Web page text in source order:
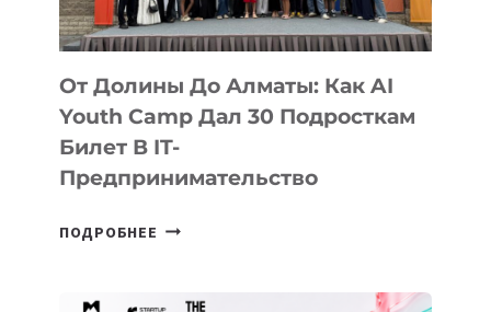
От Долины До Алматы: Как AI
Youth Camp Дал 30 Подросткам
Билет В IT-
Предпринимательство
ПОДРОБНЕЕ ОТ
АЛМАТЫ: